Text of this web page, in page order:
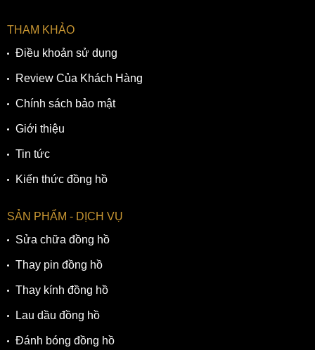
THAM KHẢO
Điều khoản sử dụng
Review Của Khách Hàng
Chính sách bảo mật
Giới thiệu
Tin tức
Kiến thức đồng hồ
SẢN PHẨM - DỊCH VỤ
Sửa chữa đồng hồ
Thay pin đồng hồ
Thay kính đồng hồ
Lau dầu đồng hồ
Đánh bóng đồng hồ